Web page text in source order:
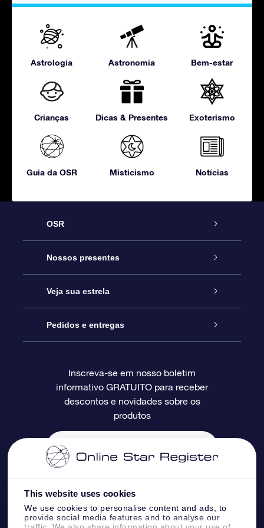
This website uses cookies
We use cookies to personalise content and ads, to
provide social media features and to analyse our
Astrologia Astronomia Bem-estar
Crianças Dicas & Presentes Exoterismo
Guia da OSR Misticismo Notícias
OSR
Serviço
Entre em contato conosco
Blog
Avaliações
Nossos presentes
Presente estrelar on-line
Pacote de presente da OSR
O cartão de presente da OSR
Presentes corporativos
Veja sua estrela
Star Register
Página estelar personalizada
Um Milhão de Estrelas
OSR Starsaver
Aplicativo RV Fly me to the stars
Pedidos e entregas
Informações de pagamento
Política de devolução
Constelações
Inscreva-se em nosso boletim
informativo GRATUITO para receber
descontos e novidades sobre os
produtos